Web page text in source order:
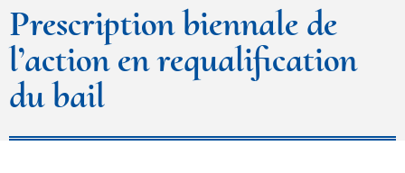
Prescription biennale de
l’action en requalification
du bail